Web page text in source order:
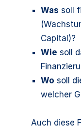
Was soll
Capital)?
Wie soll
Wo soll
welcher
Auch diese